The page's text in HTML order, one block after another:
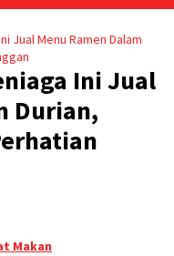
Jual Menu Ramen Dalam
Ini Jual
Durian,
Makan